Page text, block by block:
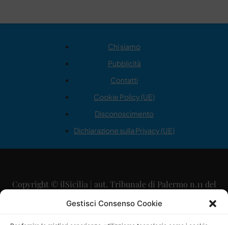
Gestisci Consenso Cookie
Chi siamo
Pubblicità
Contatti
Cookie Policy (UE)
Disconoscimento
Dichiarazione sulla Privacy (UE)
Copyright © ilSicilia | aut. Tribunale di Palermo n.11 del
29/09/2015